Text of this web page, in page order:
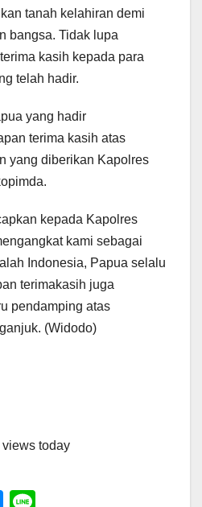
tanah kelahiran demi
bangsa. Tidak lupa
kasih kepada para
telah hadir.
yang hadir
terima kasih atas
yang diberikan Kapolres
kepada Kapolres
kami sebagai
Indonesia, Papua selalu
terimakasih juga
pendamping atas
(Widodo)
views today